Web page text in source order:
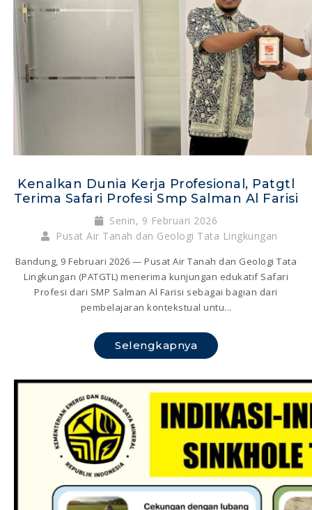
Kenalkan Dunia Kerja Profesional, Patgtl
Terima Safari Profesi Smp Salman Al Farisi
Senin, 9 Februari 2026
Pusat Air Tanah dan Geologi Tata Lingkungan
Bandung, 9 Februari 2026 — Pusat Air Tanah dan Geologi Tata
Lingkungan (PATGTL) menerima kunjungan edukatif Safari
Profesi dari SMP Salman Al Farisi sebagai bagian dari
pembelajaran kontekstual untu...
Selengkapnya